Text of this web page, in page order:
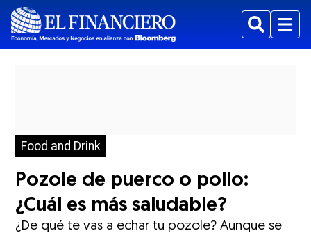
BuscarMenu
Food and Drink
Pozole de puerco o pollo:
¿Cuál es más saludable?
¿De qué te vas a echar tu pozole? Aunque se